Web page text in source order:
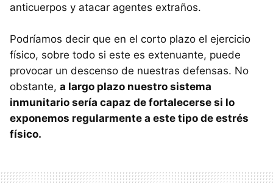
anticuerpos y atacar agentes extraños.
Podríamos decir que en el corto plazo el ejercicio
físico, sobre todo si este es extenuante, puede
provocar un descenso de nuestras defensas. No
obstante, a largo plazo nuestro sistema
inmunitario sería capaz de fortalecerse si lo
exponemos regularmente a este tipo de estrés
físico.